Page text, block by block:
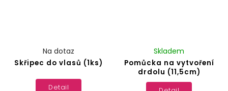
Skřipec do vlasů (1ks)
Na dotaz
Detail
Pomůcka na vytvoření
drdolu (11,5cm)
Skladem